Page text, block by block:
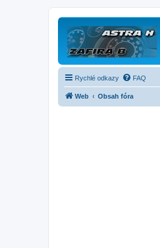
Rychlé odkazy FAQ
Web Obsah fóra